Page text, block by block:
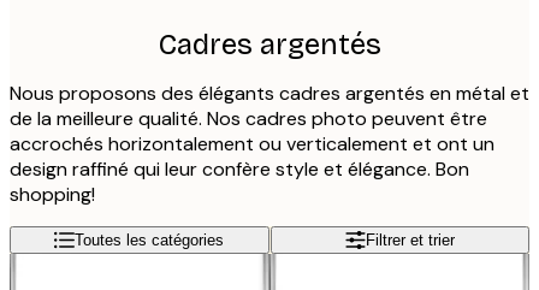
09
Cadres argentés
Nous proposons des élégants cadres argentés en métal et
de la meilleure qualité. Nos cadres photo peuvent être
accrochés horizontalement ou verticalement et ont un
design raffiné qui leur confère style et élégance. Bon
shopping!
Toutes les catégories Filtrer et trier